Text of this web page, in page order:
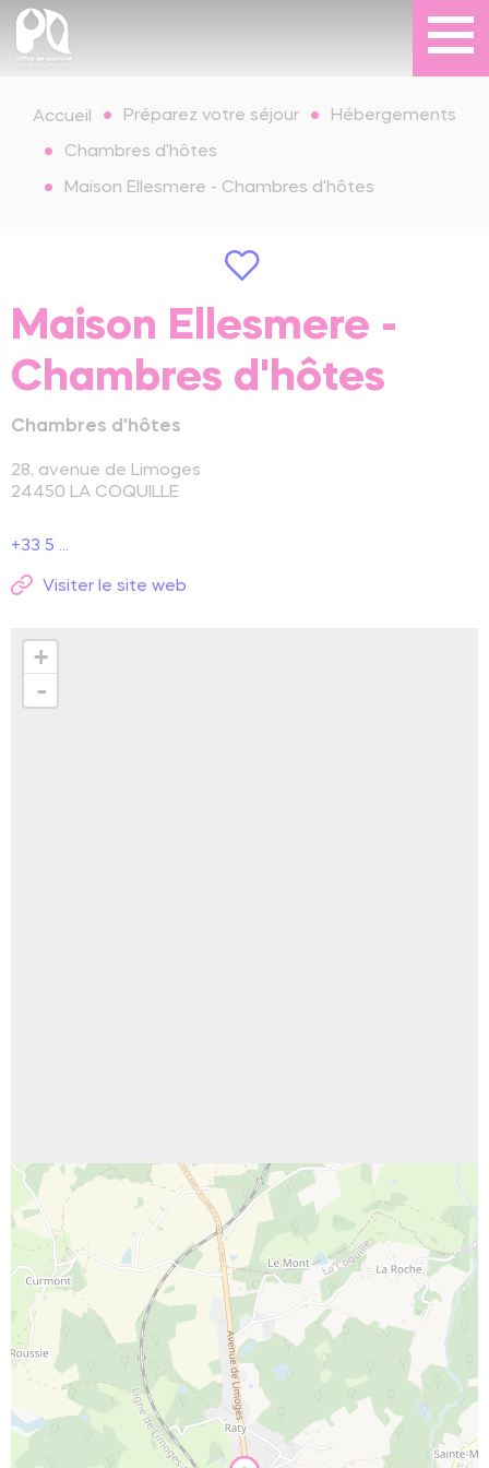
Accueil Préparez votre séjour Hébergements
Chambres d'hôtes
Maison Ellesmere - Chambres d'hôtes
Maison Ellesmere -
Chambres d'hôtes
Chambres d'hôtes
28, avenue de Limoges
24450 LA COQUILLE
+33 5 ...
Visiter le site web
+
-